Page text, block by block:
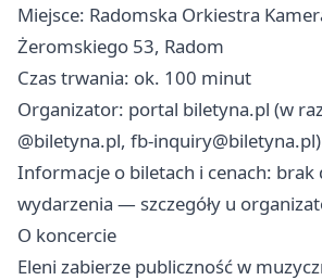
Miejsce: Radomska Orkiestra
Żeromskiego 53, Radom
Czas trwania: ok. 100 minut
Organizator: portal biletyna.pl (w
@biletyna.pl, fb-inquiry@biletyna.pl)
Informacje o biletach i cenach: brak
wydarzenia — szczegóły u
O koncercie
Eleni zabierze publiczność w